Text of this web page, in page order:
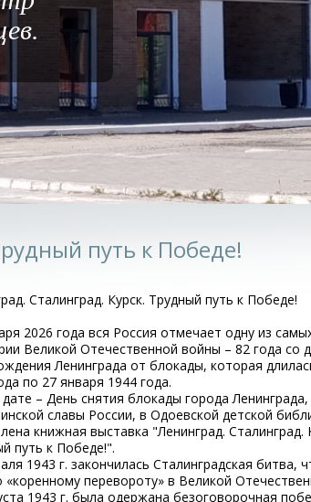
путь к Победе!
Сталинград. Курск. Трудный путь к Победе!
2026 года вся Россия отмечает одну из
Великой Отечественной войны – 82 года со
Ленинграда от блокады, которая
по 27 января 1944 года.
– День снятия блокады города
славы России, в Одоевской детской
книжная выставка "Ленинград. Сталинград.
путь к Победе!".
1943 г. закончилась Сталинградская битва,
«коренному перевороту» в Великой
1943 г. была одержана безоговорочная